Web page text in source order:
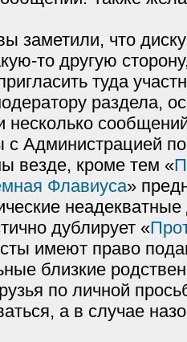
заметили, что
то другую
туда
раздела,
несколько
с Администрацией
везде, кроме тем «
Флавиуса»
дублирует «
имеют право
близкие
по личной
а в случае